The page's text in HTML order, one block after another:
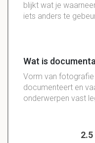
blijkt wat je
iets anders te
Wat is
Vorm van fotografie
documenteert en
onderwerpen vast